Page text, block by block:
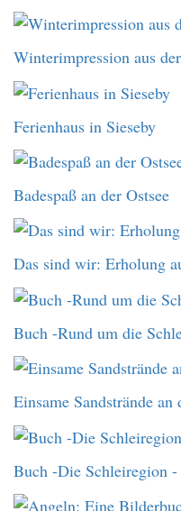
Winterimpression aus
Ferienhaus in Sieseby
Badespaß an der Ostsee
Das sind wir: Erholung
Buch -Rund um die
Einsame Sandstrände an
Buch -Die Schleiregion